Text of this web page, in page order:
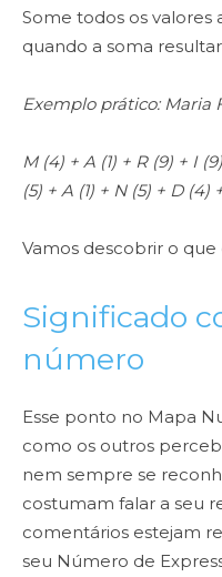
Some todos os
quando a soma resultar
Exemplo prático: Maria
M (4) + A (1) + R (9) + I
(5) + A (1) + N (5) + D (4)
Vamos descobrir o
Significado
número
Esse ponto no Mapa
como os outros
nem sempre se
costumam falar a seu
comentários estejam
seu Número de